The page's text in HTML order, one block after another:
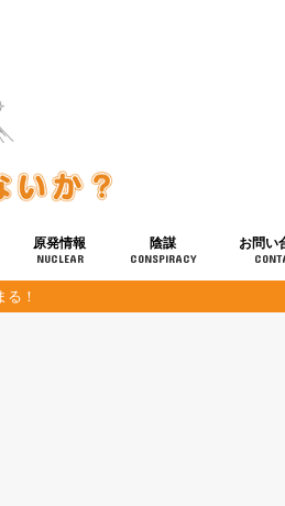
原発情報
NUCLEAR
陰謀
CONSPIRACY
お問い
る！